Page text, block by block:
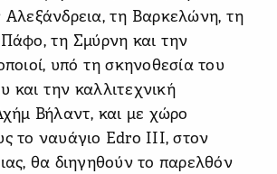
τη Βαρκελώνη, τη
τη Σμύρνη και την
υπό τη σκηνοθεσία του
και την καλλιτεχνική
Βήλαντ, και με χώρο
το ναυάγιο Edro III, στον
θα διηγηθούν το παρελθόν